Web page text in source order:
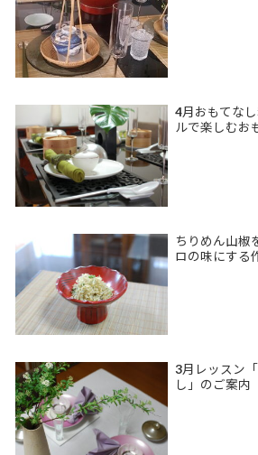
4月おもてな
ルで楽しむお
ちりめん山椒
ロの味にする
3月レッスン
し」のご案内